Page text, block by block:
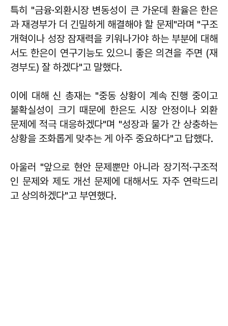
특히 "금융·외환시장 변동성이 큰 가운데 환율은 한은
과 재경부가 더 긴밀하게 해결해야 할 문제"라며 "구조
개혁이나 성장 잠재력을 키워나가야 하는 부분에 대해
서도 한은이 연구기능도 있으니 좋은 의견을 주면 (재
경부도) 잘 하겠다"고 말했다.
이에 대해 신 총재는 "중동 상황이 계속 진행 중이고
불확실성이 크기 때문에 한은도 시장 안정이나 외환
문제에 적극 대응하겠다"며 "성장과 물가 간 상충하는
상황을 조화롭게 맞추는 게 아주 중요하다"고 답했다.
아울러 "앞으로 현안 문제뿐만 아니라 장기적·구조적
인 문제와 제도 개선 문제에 대해서도 자주 연락드리
고 상의하겠다"고 부연했다.